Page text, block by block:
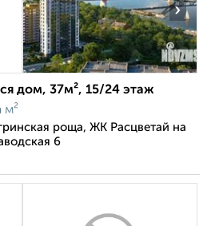
›
дом, 37м², 15/24 этаж
м²
роща, ЖК Расцветай на
6